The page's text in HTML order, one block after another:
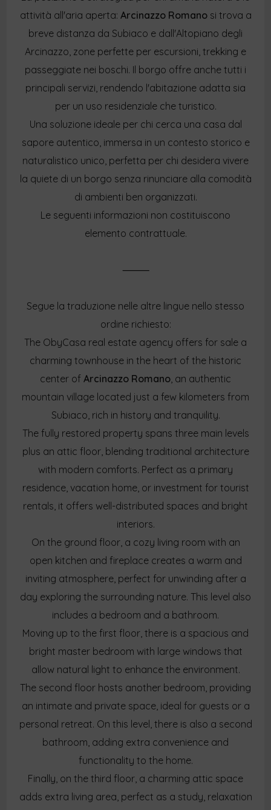
attività all'aria aperta: Arcinazzo Romanosi trova a
breve distanza da Subiaco e dall'Altopiano degli
Arcinazzo, zone perfette per escursioni, trekking e
passeggiate nei boschi. Il borgo offre anche tutti i
principali servizi, rendendo l'abitazione adatta sia
per un uso residenziale che turistico.
Una soluzione ideale per chi cerca una casa dal
sapore autentico, immersa in un contesto storico e
naturalistico unico, perfetta per chi desidera vivere
la quiete di un borgo senza rinunciare alla comodità
di ambienti ben organizzati.
Le seguenti informazioni non costituiscono
elemento contrattuale.
⸻
Segue la traduzione nelle altre lingue nello stesso
ordine richiesto:
The ObyCasa real estate agency offers for sale a
charming townhouse in the heart of the historic
center of Arcinazzo Romano, an authentic
mountain village located just a few kilometers from
Subiaco, rich in history and tranquility.
The fully restored property spans three main levels
plus an attic floor, blending traditional architecture
with modern comforts. Perfect as a primary
residence, vacation home, or investment for tourist
rentals, it offers well-distributed spaces and bright
interiors.
On the ground floor, a cozy living room with an
open kitchen and fireplace creates a warm and
inviting atmosphere, perfect for unwinding after a
day exploring the surrounding nature. This level also
includes a bedroom and a bathroom.
Moving up to the first floor, there is a spacious and
bright master bedroom with large windows that
allow natural light to enhance the environment.
The second floor hosts another bedroom, providing
an intimate and private space, ideal for guests or a
personal retreat. On this level, there is also a second
bathroom, adding extra convenience and
functionality to the home.
Finally, on the third floor, a charming attic space
adds extra living area, perfect as a study, relaxation